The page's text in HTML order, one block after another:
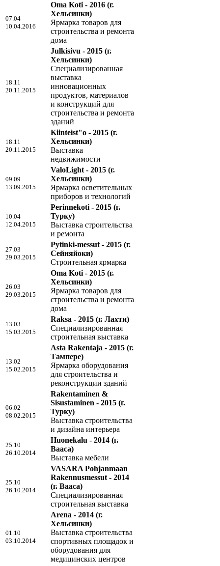
07.04
10.04.2016
Oma Koti - 2016 (г.
Хельсинки)
Ярмарка товаров для
строительства и ремонта
дома
18.11
20.11.2015
Julkisivu - 2015 (г.
Хельсинки)
Специализированная
выставка
инновационных
продуктов, материалов
и конструкций для
строительства и ремонта
зданий
18.11
20.11.2015
Kiinteist"o - 2015 (г.
Хельсинки)
Выставка
недвижимости
09.09
13.09.2015
ValoLight - 2015 (г.
Хельсинки)
Ярмарка осветительных
приборов и технологий
10.04
12.04.2015
Perinnekoti - 2015 (г.
Турку)
Выставка строительства
и ремонта
27.03
29.03.2015
Pytinki-messut - 2015 (г.
Сейняйоки)
Строительная ярмарка
26.03
29.03.2015
Oma Koti - 2015 (г.
Хельсинки)
Ярмарка товаров для
строительства и ремонта
дома
13.03
15.03.2015
Raksa - 2015 (г. Лахти)
Специализированная
строительная выставка
13.02
15.02.2015
Asta Rakentaja - 2015 (г.
Тампере)
Ярмарка оборудования
для строительства и
реконструкции зданий
06.02
08.02.2015
Rakentaminen &
Sisustaminen - 2015 (г.
Турку)
Выставка строительства
и дизайна интерьера
25.10
26.10.2014
Huonekalu - 2014 (г.
Вааса)
Выставка мебели
25.10
26.10.2014
VASARA Pohjanmaan
Rakennusmessut - 2014
(г. Вааса)
Специализированная
строительная выставка
01.10
03.10.2014
Arena - 2014 (г.
Хельсинки)
Выставка строительства
спортивных площадок и
оборудования для
медицинских центров